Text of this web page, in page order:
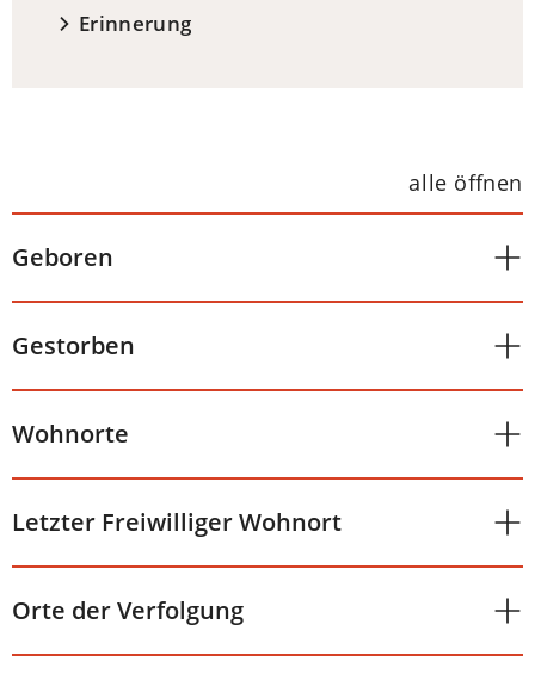
Erinnerung
alle öffnen
Geboren
Gestorben
Wohnorte
Letzter Freiwilliger Wohnort
Orte der Verfolgung